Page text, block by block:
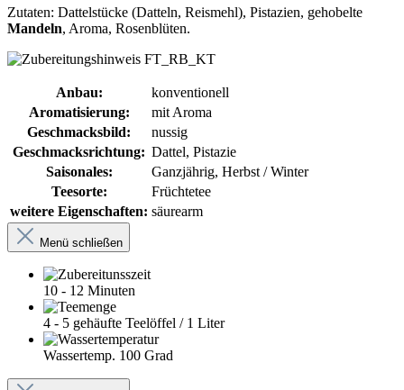
Zutaten: Dattelstücke (Datteln, Reismehl), Pistazien, gehobelte
Mandeln, Aroma, Rosenblüten.
Anbau:
konventionell
Aromatisierung:
mit Aroma
Geschmacksbild:
nussig
Geschmacksrichtung: Dattel, Pistazie
Saisonales:
Ganzjährig, Herbst / Winter
Teesorte:
Früchtetee
weitere Eigenschaften: säurearm
Menü schließen
10 - 12 Minuten
4 - 5 gehäufte Teelöffel / 1 Liter
Wassertemp. 100 Grad